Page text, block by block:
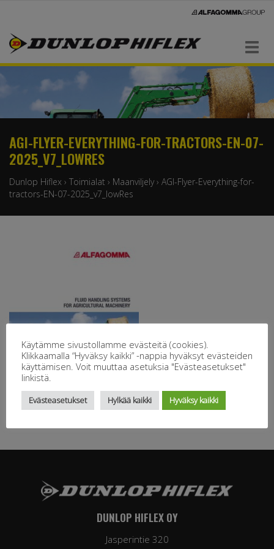
Navigaatio
AGI-FLYER-EVERYTHING-FOR-TRACTORS-EN-07-
2025_V7_LOWRES
Dunlop Hiflex › Toimialat › Maanviljely› AGI-Flyer-Everything-for-
tractors-EN-07-2025_v7_lowRes
DUNLOP HIFLEX OY
Jasperintie 320
Käytämme sivustollamme evästeitä (cookies).
Klikkaamalla “Hyväksy kaikki” -nappia hyväksyt evästeiden
käyttämisen. Voit muuttaa asetuksia "Evästeasetukset"
linkistä.
Evästeasetukset Hylkää kaikki Hyväksy kaikki